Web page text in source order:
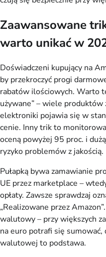
Zaawansowane
warto unikać w
Doświadczeni kupujący na
by przekroczyć progi
rabatów ilościowych. Warto
używane” – wiele produktów
elektroniki pojawia się w
cenie. Inny trik to
oceną powyżej 95 proc. i
ryzyko problemów z jakością.
Pułapką bywa zamawianie
UE przez marketplace –
opłaty. Zawsze sprawdzaj
„Realizowane przez
walutowy – przy większych
na euro potrafi się
walutowej to podstawa.